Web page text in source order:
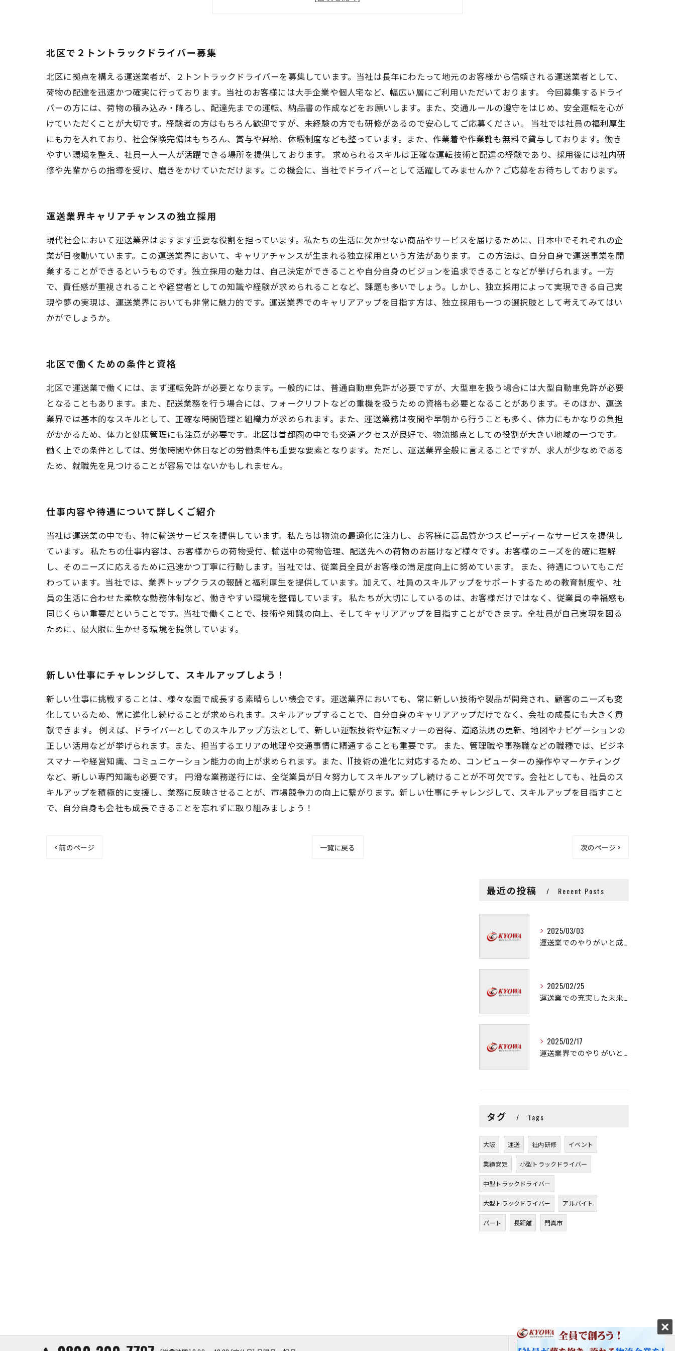
北区で２トントラックドライバー募集
北区に拠点を構える運送業者が、２トントラックドライバーを募集しています。当社は長年にわたって地元のお客様から信頼される運送業者として、
荷物の配達を迅速かつ確実に行っております。当社のお客様には大手企業や個人宅など、幅広い層にご利用いただいております。 今回募集するドライ
バーの方には、荷物の積み込み・降ろし、配達先までの運転、納品書の作成などをお願いします。また、交通ルールの遵守をはじめ、安全運転を心が
けていただくことが大切です。経験者の方はもちろん歓迎ですが、未経験の方でも研修があるので安心してご応募ください。 当社では社員の福利厚生
にも力を入れており、社会保険完備はもちろん、賞与や昇給、休暇制度なども整っています。また、作業着や作業靴も無料で貸与しております。働き
やすい環境を整え、社員一人一人が活躍できる場所を提供しております。 求められるスキルは正確な運転技術と配達の経験であり、採用後には社内研
修や先輩からの指導を受け、磨きをかけていただけます。この機会に、当社でドライバーとして活躍してみませんか？ご応募をお待ちしております。
運送業界キャリアチャンスの独立採用
現代社会において運送業界はますます重要な役割を担っています。私たちの生活に欠かせない商品やサービスを届けるために、日本中でそれぞれの企
業が日夜動いています。この運送業界において、キャリアチャンスが生まれる独立採用という方法があります。 この方法は、自分自身で運送事業を開
業することができるというものです。独立採用の魅力は、自己決定ができることや自分自身のビジョンを追求できることなどが挙げられます。一方
で、責任感が重視されることや経営者としての知識や経験が求められることなど、課題も多いでしょう。しかし、独立採用によって実現できる自己実
現や夢の実現は、運送業界においても非常に魅力的です。運送業界でのキャリアアップを目指す方は、独立採用も一つの選択肢として考えてみてはい
かがでしょうか。
北区で働くための条件と資格
北区で運送業で働くには、まず運転免許が必要となります。一般的には、普通自動車免許が必要ですが、大型車を扱う場合には大型自動車免許が必要
となることもあります。また、配送業務を行う場合には、フォークリフトなどの重機を扱うための資格も必要となることがあります。そのほか、運送
業界では基本的なスキルとして、正確な時間管理と組織力が求められます。また、運送業務は夜間や早朝から行うことも多く、体力にもかなりの負担
がかかるため、体力と健康管理にも注意が必要です。北区は首都圏の中でも交通アクセスが良好で、物流拠点としての役割が大きい地域の一つです。
働く上での条件としては、労働時間や休日などの労働条件も重要な要素となります。ただし、運送業界全般に言えることですが、求人が少なめである
ため、就職先を見つけることが容易ではないかもしれません。
仕事内容や待遇について詳しくご紹介
当社は運送業の中でも、特に輸送サービスを提供しています。私たちは物流の最適化に注力し、お客様に高品質かつスピーディーなサービスを提供し
ています。 私たちの仕事内容は、お客様からの荷物受付、輸送中の荷物管理、配送先への荷物のお届けなど様々です。お客様のニーズを的確に理解
し、そのニーズに応えるために迅速かつ丁寧に行動します。当社では、従業員全員がお客様の満足度向上に努めています。 また、待遇についてもこだ
わっています。当社では、業界トップクラスの報酬と福利厚生を提供しています。加えて、社員のスキルアップをサポートするための教育制度や、社
員の生活に合わせた柔軟な勤務体制など、働きやすい環境を整備しています。 私たちが大切にしているのは、お客様だけではなく、従業員の幸福感も
同じくらい重要だということです。当社で働くことで、技術や知識の向上、そしてキャリアアップを目指すことができます。全社員が自己実現を図る
ために、最大限に生かせる環境を提供しています。
新しい仕事にチャレンジして、スキルアップしよう！
新しい仕事に挑戦することは、様々な面で成長する素晴らしい機会です。運送業界においても、常に新しい技術や製品が開発され、顧客のニーズも変
化しているため、常に進化し続けることが求められます。スキルアップすることで、自分自身のキャリアアップだけでなく、会社の成長にも大きく貢
献できます。 例えば、ドライバーとしてのスキルアップ方法として、新しい運転技術や運転マナーの習得、道路法規の更新、地図やナビゲーションの
正しい活用などが挙げられます。また、担当するエリアの地理や交通事情に精通することも重要です。 また、管理職や事務職などの職種では、ビジネ
スマナーや経営知識、コミュニケーション能力の向上が求められます。また、IT技術の進化に対応するため、コンピューターの操作やマーケティング
など、新しい専門知識も必要です。 円滑な業務遂行には、全従業員が日々努力してスキルアップし続けることが不可欠です。会社としても、社員のス
キルアップを積極的に支援し、業務に反映させることが、市場競争力の向上に繋がります。新しい仕事にチャレンジして、スキルアップを目指すこと
で、自分自身も会社も成長できることを忘れずに取り組みましょう！
< 前のページ 一覧に戻る 次のページ >
最近の投稿 Recent Posts
2025/03/03
運送業でのやりがいと成長の秘訣
2025/02/25
運送業での充実した未来を拓く方法
2025/02/17
運送業界でのやりがいと可能性
タグ Tags
大阪 運送 社内研修 イベント
業績安定 小型トラックドライバー
中型トラックドライバー
大型トラックドライバー アルバイト
パート 長距離 門真市